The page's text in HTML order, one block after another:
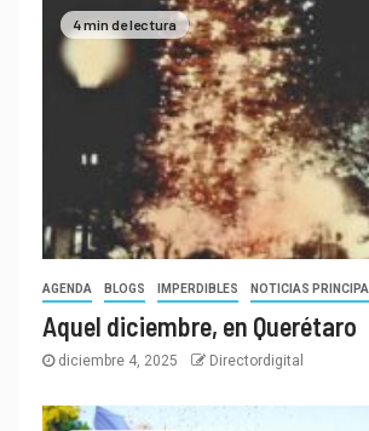
4 min de lectura
AGENDA BLOGS IMPERDIBLES NOTICIAS
Aquel diciembre, en Querétaro
diciembre 4, 2025 Directordigital